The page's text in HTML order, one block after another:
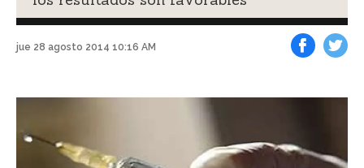
jue 28 agosto 2014 10:16 AM